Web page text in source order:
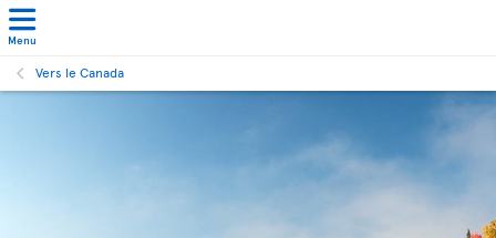
Menu
Vers le Canada